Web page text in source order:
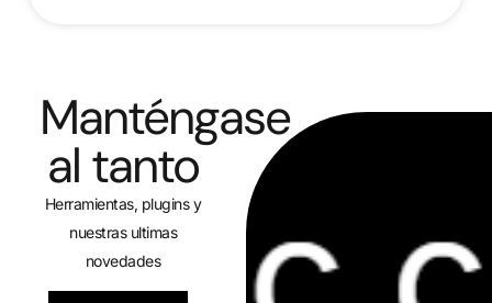
Manténgase
al tanto
Herramientas, plugins y
nuestras ultimas
novedades